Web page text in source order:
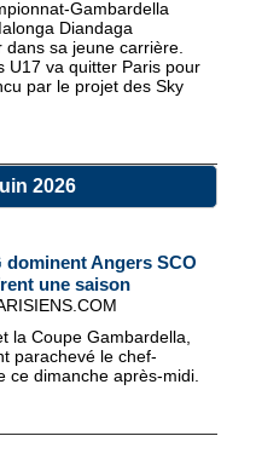
Gambardella
Diandaga
sa jeune carrière.
U17 va quitter Paris pour
par le projet des Sky
2026
dominent Angers SCO
une saison
la Coupe Gambardella,
parachevé le chef-
dimanche après-midi.